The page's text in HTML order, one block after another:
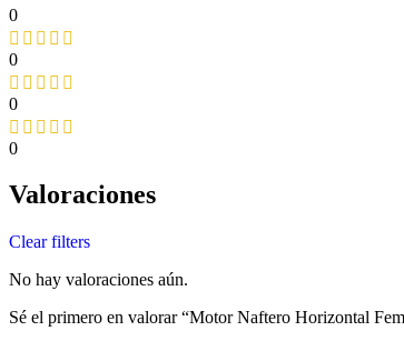
0
0
0
0
Valoraciones
Clear filters
No hay valoraciones aún.
Sé el primero en valorar “Motor Naftero Horizontal